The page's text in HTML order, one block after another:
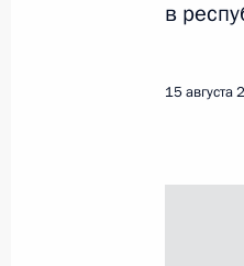
11
в
15 августа